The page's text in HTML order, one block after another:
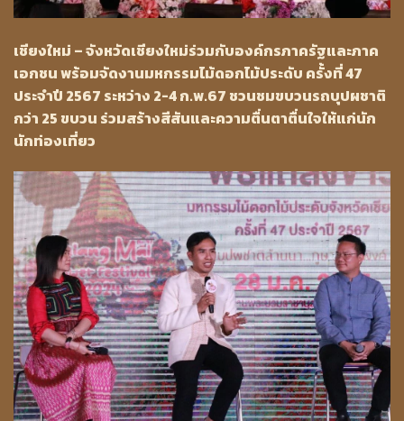
เชียงใหม่ – จังหวัดเชียงใหม่ร่วมกับองค์กรภาครัฐและภาค
เอกชน พร้อมจัดงานมหกรรมไม้ดอกไม้ประดับ ครั้งที่ 47
ประจำปี 2567 ระหว่าง 2-4 ก.พ.67 ชวนชมขบวนรถบุปผชาติ
กว่า 25 ขบวน ร่วมสร้างสีสันและความตื่นตาตื่นใจให้แก่นัก
นักท่องเที่ยว